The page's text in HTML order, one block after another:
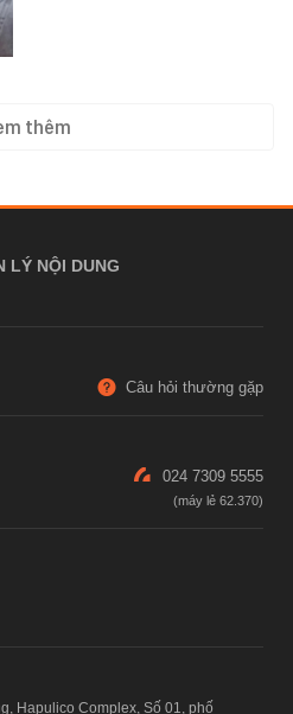
thêm
LÝ NỘI DUNG
Câu hỏi thường gặp
024 7309 5555
Hapulico Complex, Số 01, phố